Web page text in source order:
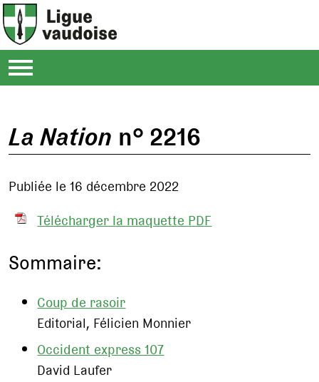
La Nation n° 2216
Publiée le 16 décembre 2022
Télécharger la maquette PDF
Sommaire:
Coup de rasoir
Editorial, Félicien Monnier
Occident express 107
David Laufer